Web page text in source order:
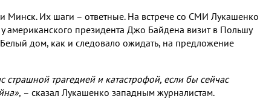
Минск. Их шаги – ответные. На встрече со СМИ Лукашенко
американского президента Джо Байдена визит в Польшу
дом, как и следовало ожидать, на предложение
трагедией и катастрофой, если бы сейчас
– сказал Лукашенко западным журналистам.